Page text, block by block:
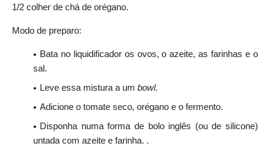
1/2 colher de chá de orégano.
Modo de preparo:
Bata no liquidificador os ovos, o azeite, as farinhas e o
sal.
Leve essa mistura a um bowl.
Adicione o tomate seco, orégano e o fermento.
Disponha numa forma de bolo inglês (ou de silicone)
untada com azeite e farinha. .